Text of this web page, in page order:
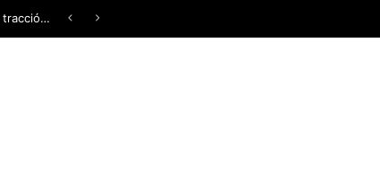
¿AWD, 4WD o Symmetrical AWD? Todo lo que necesita saber sobre los sistemas de tracción integral